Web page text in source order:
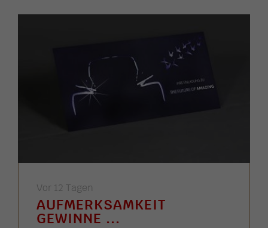
Vor 12 Tagen
AUFMERKSAMKEIT
GEWINNE ...